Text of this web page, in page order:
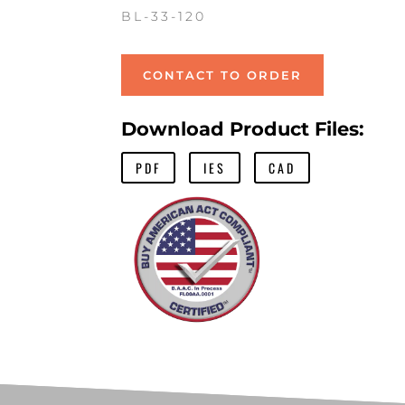
BL-33-120
CONTACT TO ORDER
Download Product Files:
PDF IES CAD